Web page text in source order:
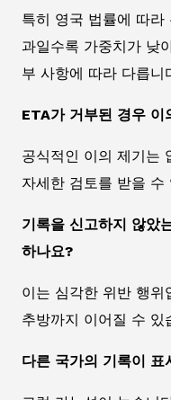
특히 영국 법률에 따라
과일수록 가중치가 낮
부 사항에 따라 다릅니
ETA가 거부된 경우 이
공식적인 이의 제기는
자세한 검토를 받을 수
기록을 신고하지 않았
하나요?
이는 심각한 위반 행위
추방까지 이어질 수 있
다른 국가의 기록이 표